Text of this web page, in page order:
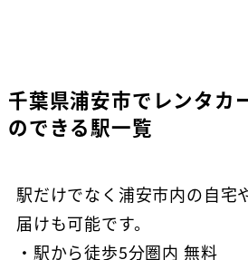
千葉県浦安市でレンタカ
のできる駅一覧
駅だけでなく浦安市内の自宅
届けも可能です。
・駅から徒歩5分圏内 無料